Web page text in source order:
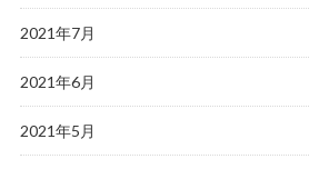
2021年7月
2021年6月
2021年5月